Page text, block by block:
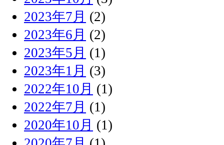
2023年7月 (2)
2023年6月 (2)
2023年5月 (1)
2023年1月 (3)
2022年10月 (1)
2022年7月 (1)
2020年10月 (1)